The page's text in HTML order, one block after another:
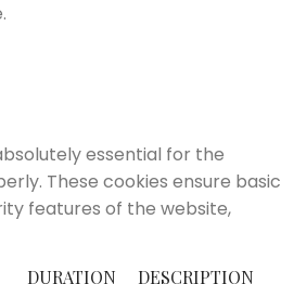
essential for the
These cookies ensure basic
features of the website,
DURATION DESCRIPTION